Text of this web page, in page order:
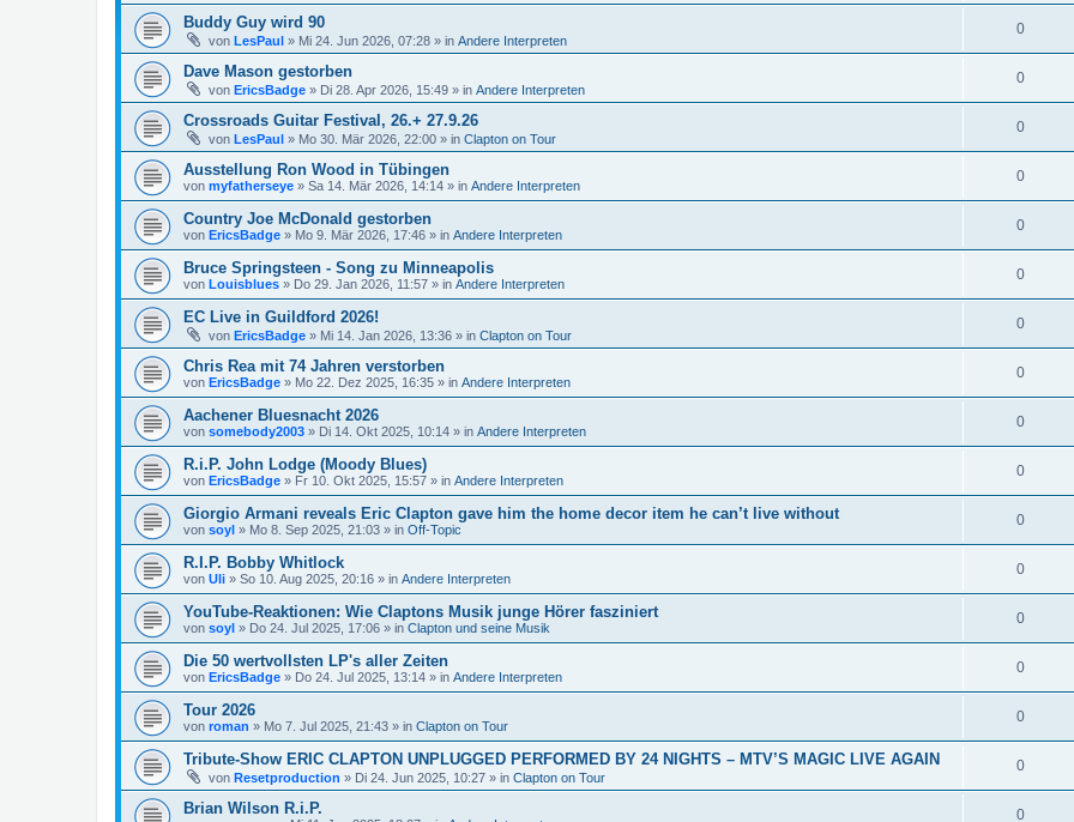
Buddy Guy wird 90
von LesPaul » Mi 24. Jun 2026, 07:28 » in Andere Interpreten
0
Dave Mason gestorben
von EricsBadge » Di 28. Apr 2026, 15:49 » in Andere Interpreten
0
Crossroads Guitar Festival, 26.+ 27.9.26
von LesPaul » Mo 30. Mär 2026, 22:00 » in Clapton on Tour
0
Ausstellung Ron Wood in Tübingen
von myfatherseye » Sa 14. Mär 2026, 14:14 » in Andere Interpreten
0
Country Joe McDonald gestorben
von EricsBadge » Mo 9. Mär 2026, 17:46 » in Andere Interpreten
0
Bruce Springsteen - Song zu Minneapolis
von Louisblues » Do 29. Jan 2026, 11:57 » in Andere Interpreten
0
EC Live in Guildford 2026!
von EricsBadge » Mi 14. Jan 2026, 13:36 » in Clapton on Tour
0
Chris Rea mit 74 Jahren verstorben
von EricsBadge » Mo 22. Dez 2025, 16:35 » in Andere Interpreten
0
Aachener Bluesnacht 2026
von somebody2003 » Di 14. Okt 2025, 10:14 » in Andere Interpreten
0
R.i.P. John Lodge (Moody Blues)
von EricsBadge » Fr 10. Okt 2025, 15:57 » in Andere Interpreten
0
Giorgio Armani reveals Eric Clapton gave him the home decor item he can’t live without
von soyl » Mo 8. Sep 2025, 21:03 » in Off-Topic
0
R.I.P. Bobby Whitlock
von Uli » So 10. Aug 2025, 20:16 » in Andere Interpreten
0
YouTube-Reaktionen: Wie Claptons Musik junge Hörer fasziniert
von soyl » Do 24. Jul 2025, 17:06 » in Clapton und seine Musik
0
Die 50 wertvollsten LP's aller Zeiten
von EricsBadge » Do 24. Jul 2025, 13:14 » in Andere Interpreten
0
Tour 2026
von roman » Mo 7. Jul 2025, 21:43 » in Clapton on Tour
0
Tribute-Show ERIC CLAPTON UNPLUGGED PERFORMED BY 24 NIGHTS – MTV’S MAGIC LIVE AGAIN
von Resetproduction » Di 24. Jun 2025, 10:27 » in Clapton on Tour
0
Brian Wilson R.i.P. 0